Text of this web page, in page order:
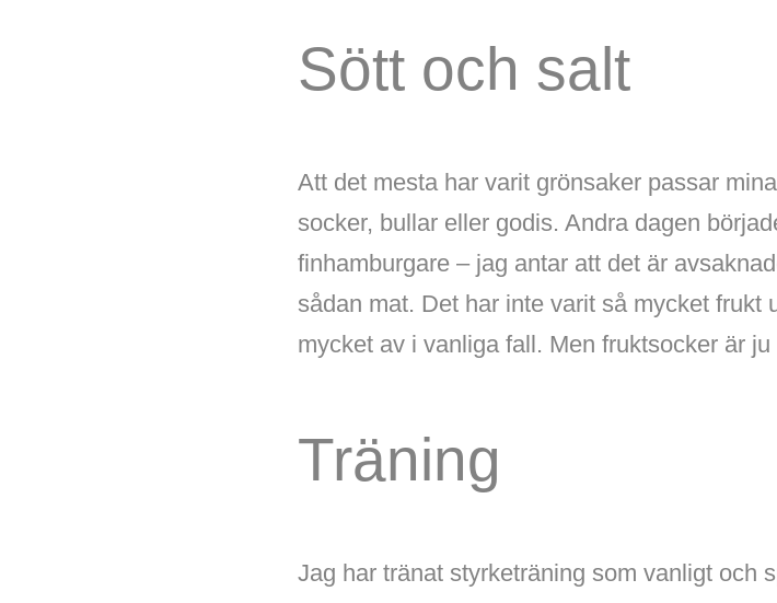
Sött och salt
Att det mesta har varit grönsaker passar
socker, bullar eller godis. Andra dagen
finhamburgare – jag antar att det är
sådan mat. Det har inte varit så mycket frukt
mycket av i vanliga fall. Men fruktsocker är
Träning
Jag har tränat styrketräning som vanligt och